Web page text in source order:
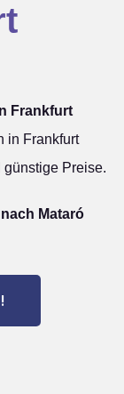
Frankfurt
in Frankfurt
Preise.
Mataró